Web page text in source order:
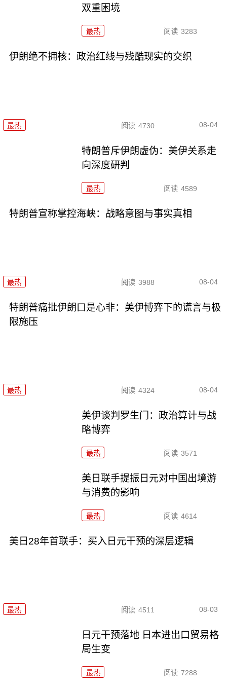
双重困境
最热 阅读 3283
伊朗绝不拥核：政治红线与残酷现实的交织
最热 阅读 4730 08-04
特朗普斥伊朗虚伪：美伊关系走
向深度研判
最热 阅读 4589
特朗普宣称掌控海峡：战略意图与事实真相
最热 阅读 3988 08-04
特朗普痛批伊朗口是心非：美伊博弈下的谎言与极
限施压
最热 阅读 4324 08-04
美伊谈判罗生门：政治算计与战
略博弈
最热 阅读 3571
美日联手提振日元对中国出境游
与消费的影响
最热 阅读 4614
美日28年首联手：买入日元干预的深层逻辑
最热 阅读 4511 08-03
日元干预落地 日本进出口贸易格
局生变
最热 阅读 7288